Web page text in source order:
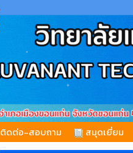
ติดต่อ-สอบถาม สมุดเยี่ยม